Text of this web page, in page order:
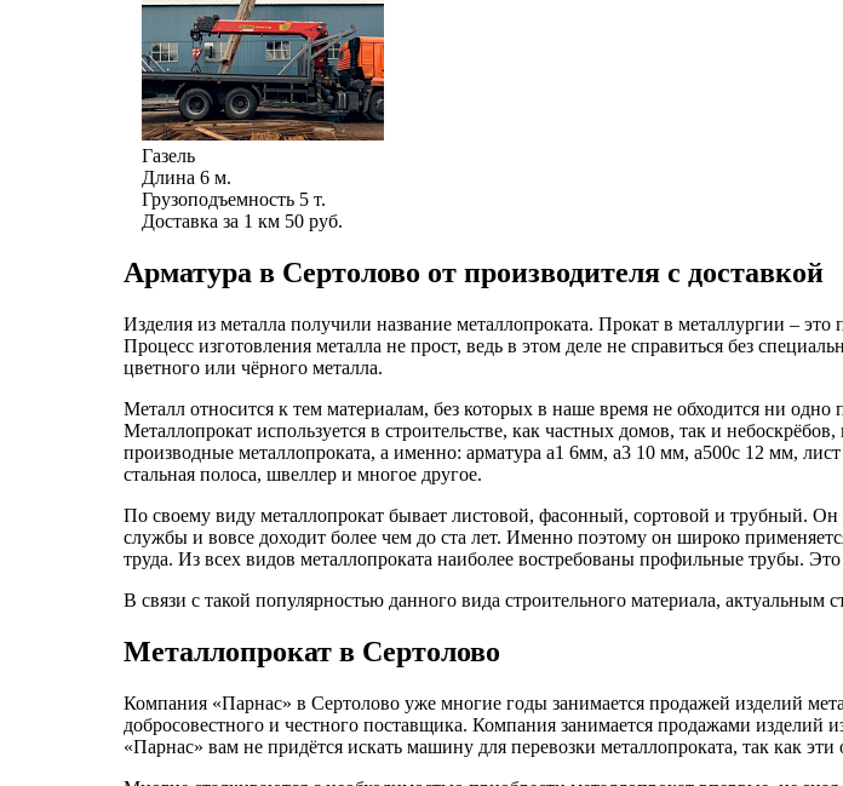
Газель
Длина 6 м.
Грузоподъемность 5 т.
Доставка за 1 км 50 руб.
Арматура в Сертолово от производителя с доставкой
Изделия из металла получили название металлопроката. Прокат в металлургии –
Процесс изготовления металла не прост, ведь в этом деле не справиться без
цветного или чёрного металла.
Металл относится к тем материалам, без которых в наше время не обходится ни одно
Металлопрокат используется в строительстве, как частных домов, так и
производные металлопроката, а именно: арматура а1 6мм, а3 10 мм, а500с 12 мм, лист
стальная полоса, швеллер и многое другое.
По своему виду металлопрокат бывает листовой, фасонный, сортовой и трубный.
службы и вовсе доходит более чем до ста лет. Именно поэтому он широко
труда. Из всех видов металлопроката наиболее востребованы профильные трубы.
В связи с такой популярностью данного вида строительного материала,
Металлопрокат в Сертолово
Компания «Парнас» в Сертолово уже многие годы занимается продажей изделий
добросовестного и честного поставщика. Компания занимается продажами
«Парнас» вам не придётся искать машину для перевозки металлопроката, так как